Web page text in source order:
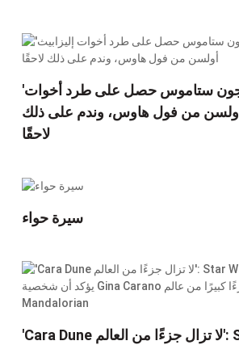
'أخرجهم': جون ستاموس حصل على طرد أخوات
أولسن من فول هاوس، وندم على ذلك
لاحقًا
سيرة حواء
'Cara Dune لا تزال جزءًا من العالم': Star Wars